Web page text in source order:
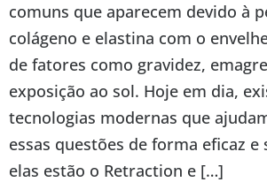
comuns que aparecem devido à
colágeno e elastina com o
de fatores como gravidez,
exposição ao sol. Hoje em dia,
tecnologias modernas que
essas questões de forma eficaz e
elas estão o Retraction e […]